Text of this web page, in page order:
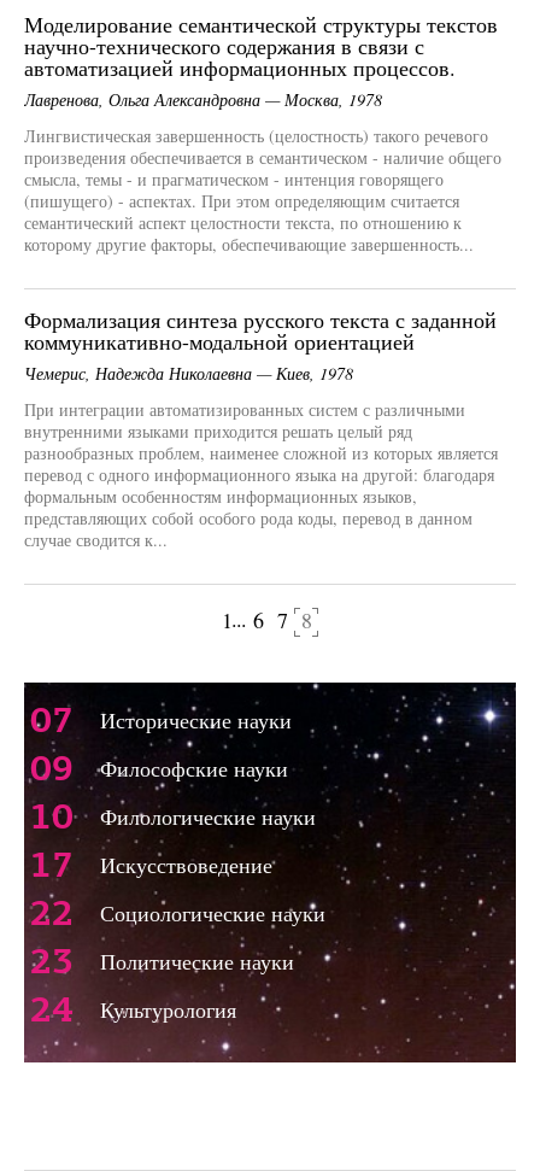
Моделирование семантической структуры текстов
научно-технического содержания в связи с
автоматизацией информационных процессов.
Лавренова, Ольга Александровна — Москва, 1978
Лингвистическая завершенность (целостность) такого речевого
произведения обеспечивается в семантическом - наличие общего
смысла, темы - и прагматическом - интенция говорящего
(пишущего) - аспектах. При этом определяющим считается
семантический аспект целостности текста, по отношению к
которому другие факторы, обеспечивающие завершенность...
Формализация синтеза русского текста с заданной
коммуникативно-модальной ориентацией
Чемерис, Надежда Николаевна — Киев, 1978
При интеграции автоматизированных систем с различными
внутренними языками приходится решать целый ряд
разнообразных проблем, наименее сложной из которых является
перевод с одного информационного языка на другой: благодаря
формальным особенностям информационных языков,
представляющих собой особого рода коды, перевод в данном
случае сводится к...
1... 6 7 8
07 Исторические науки
09 Философские науки
10 Филологические науки
17 Искусствоведение
22 Социологические науки
23 Политические науки
24 Культурология